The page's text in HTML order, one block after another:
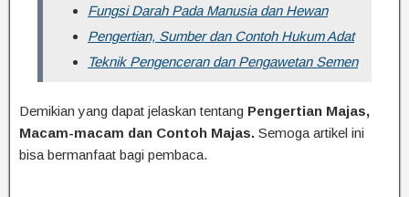
Fungsi Darah Pada Manusia dan Hewan
Pengertian, Sumber dan Contoh Hukum Adat
Teknik Pengenceran dan Pengawetan Semen
Demikian yang dapat jelaskan tentang Pengertian Majas,
Macam-macam dan Contoh Majas. Semoga artikel ini
bisa bermanfaat bagi pembaca.